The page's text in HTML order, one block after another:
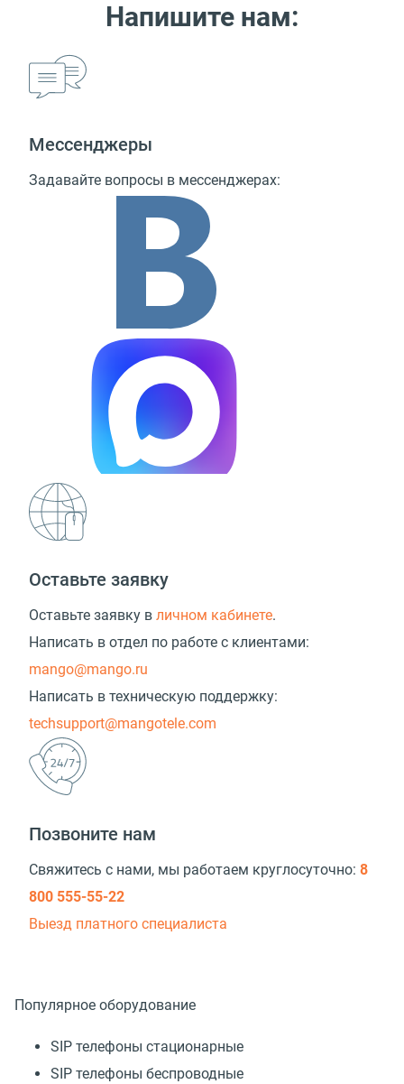
Напишите нам:
Мессенджеры
Задавайте вопросы в мессенджерах:
Оставьте заявку
Оставьте заявку в личном кабинете.
Написать в отдел по работе с клиентами:
mango@mango.ru
Написать в техническую поддержку:
techsupport@mangotele.com
Позвоните нам
Свяжитесь с нами, мы работаем круглосуточно: 8
800 555-55-22
Выезд платного специалиста
Популярное оборудование
SIP телефоны стационарные
SIP телефоны беспроводные